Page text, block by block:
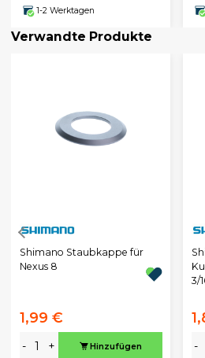
1-2 Werktagen
Verwandte Produkte
Shimano Staubkappe für
Nexus 8
1,99 €
- + Hinzufügen
3/
-